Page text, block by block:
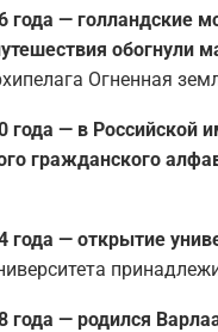
года — голландские
Огненная
года — в
гражданского
года — открытие
года — родился